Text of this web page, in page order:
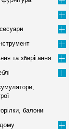
та зберігання
балони